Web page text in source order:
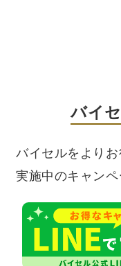
バイ
バイセルをよりお
実施中のキャン